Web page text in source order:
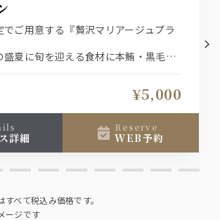
でご用意する『贅沢マリアージュプラ
盛夏に旬を迎える食材に本鮪・黒毛和
）と日本酒（獺祭）をご用意。
。
16日までの限定プランです。
¥5,000
ス詳細
reserve
WEB予約
すべて税込み価格です。
ージです